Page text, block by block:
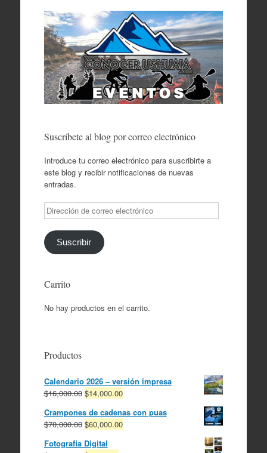
Suscríbete al blog por correo electrónico
Introduce tu correo electrónico para suscribirte a
este blog y recibir notificaciones de nuevas
entradas.
Dirección
de
correo
electrónico
Suscribir
Carrito
No hay productos en el carrito.
Productos
Calendario 2026 – versión impresa
$16,000.00 El
original
era:
$16,000.00.
$14,000.00El
actual
es:
Crampones de cadenas con puas
$70,000.00 El
original
$60,000.00El
Fotografia Digital